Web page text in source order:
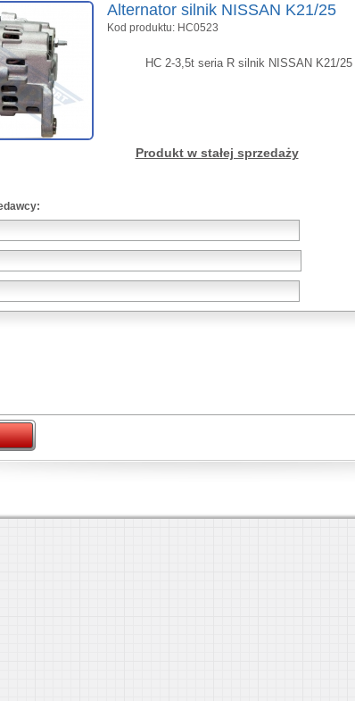
Alternator silnik NISSAN K21/25
Kod produktu: HC0523
HC 2-3,5t seria R silnik NISSAN K21/25
Produkt w stałej sprzedaży